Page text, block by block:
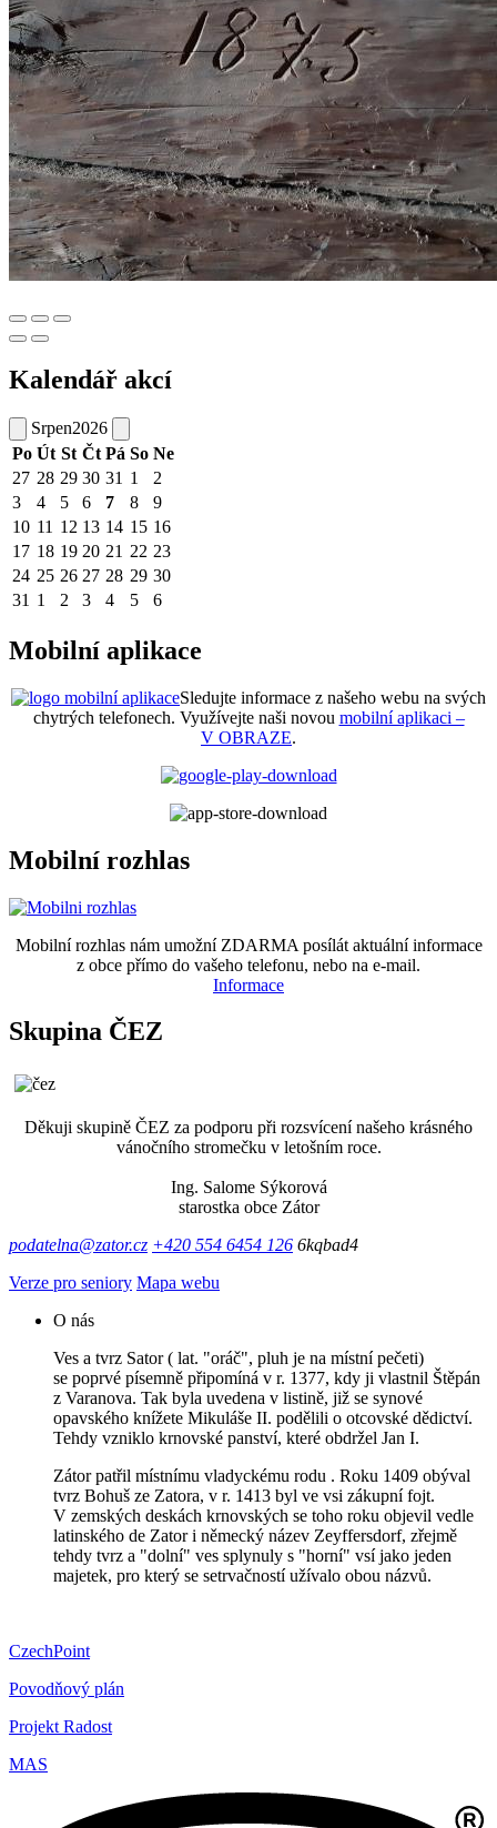
Kalendář akcí
Srpen2026
Po Út St Čt Pá So Ne
27 28 29 30 31 1
2
3
4 5 6 7 8
9
10 11 12 13 14 15 16
17 18 19 20 21 22 23
24 25 26 27 28 29 30
31 1 2 3 4 5 6
Mobilní aplikace
Sledujte informace z našeho webu na svých
chytrých telefonech. Využívejte naši novou mobilní aplikaci –
V OBRAZE.
Mobilní rozhlas
Mobilní rozhlas nám umožní ZDARMA posílát aktuální informace
z obce přímo do vašeho telefonu, nebo na e-mail.
Informace
Skupina ČEZ
Děkuji skupině ČEZ za podporu při rozsvícení našeho krásného
vánočního stromečku v letošním roce.
Ing. Salome Sýkorová
starostka obce Zátor
podatelna@zator.cz +420 554 6454 126 6kqbad4
Verze pro seniory Mapa webu
O nás
Ves a tvrz Sator ( lat. "oráč", pluh je na místní pečeti)
se poprvé písemně připomíná v r. 1377, kdy ji vlastnil Štěpán
z Varanova. Tak byla uvedena v listině, již se synové
opavského knížete Mikuláše II. podělili o otcovské dědictví.
Tehdy vzniklo krnovské panství, které obdržel Jan I.
Zátor patřil místnímu vladyckému rodu . Roku 1409 obýval
tvrz Bohuš ze Zatora, v r. 1413 byl ve vsi zákupní fojt.
V zemských deskách krnovských se toho roku objevil vedle
latinského de Zator i německý název Zeyffersdorf, zřejmě
tehdy tvrz a "dolní" ves splynuly s "horní" vsí jako jeden
majetek, pro který se setrvačností užívalo obou názvů.
CzechPoint
Povodňový plán
Projekt Radost
MAS